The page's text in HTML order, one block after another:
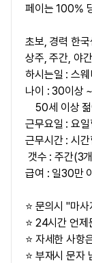
페이는 100%
초보, 경력 한
상주, 주간, 야
하시는일 : 스
나이 : 30이상
50세 이상 젊
근무요일 : 요
근무시간 : 시
갯수 : 주간(3
급여 : 일30만
⭐ 문의시 "마
⭐ 24시간 언제
⭐ 자세한 사항
⭐ 부재시 문자